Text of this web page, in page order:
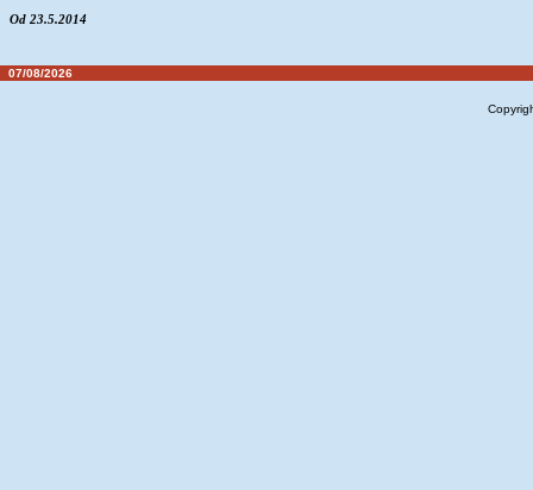
Od 23.5.2014
07/08/2026